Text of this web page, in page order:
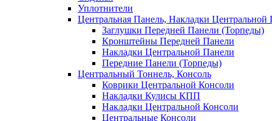
Уплотнители
Центральная Панель, Накладки Центральной
Заглушки Передней Панели (Торпеды)
Кронштейны Передней Панели
Накладки Центральной Панели
Передние Панели (Торпеды)
Центральный Тоннель, Консоль
Коврики Центральной Консоли
Накладки Кулисы КПП
Накладки Центральной Консоли
Центральные Консоли